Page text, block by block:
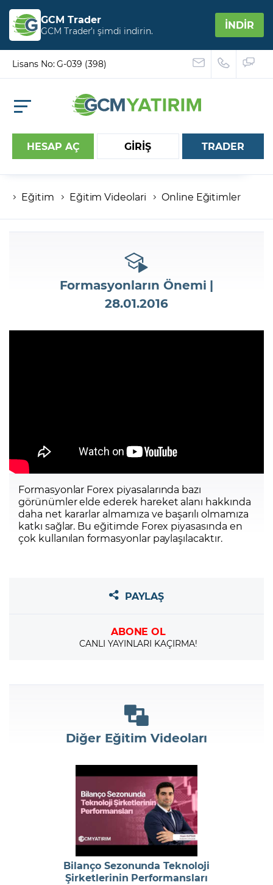
GCM Trader
GCM Trader’ı şimdi indirin. İNDİR
Lisans No: G-039 (398)
HESAP AÇ GİRİŞ
Hesap numaranız
Şifreniz
TRADER
Eğitim Eğitim Videolari Online Eğitimler
Formasyonların Önemi |
28.01.2016
Formasyonlar Forex piyasalarında bazı
görünümler elde ederek hareket alanı hakkında
daha net kararlar almamıza ve başarılı olmamıza
katkı sağlar. Bu eğitimde Forex piyasasında en
çok kullanılan formasyonlar paylaşılacaktır.
PAYLAŞ
ABONE OL
CANLI YAYINLARI KAÇIRMA!
Diğer Eğitim Videoları
Bilanço Sezonunda Teknoloji
Şirketlerinin Performansları